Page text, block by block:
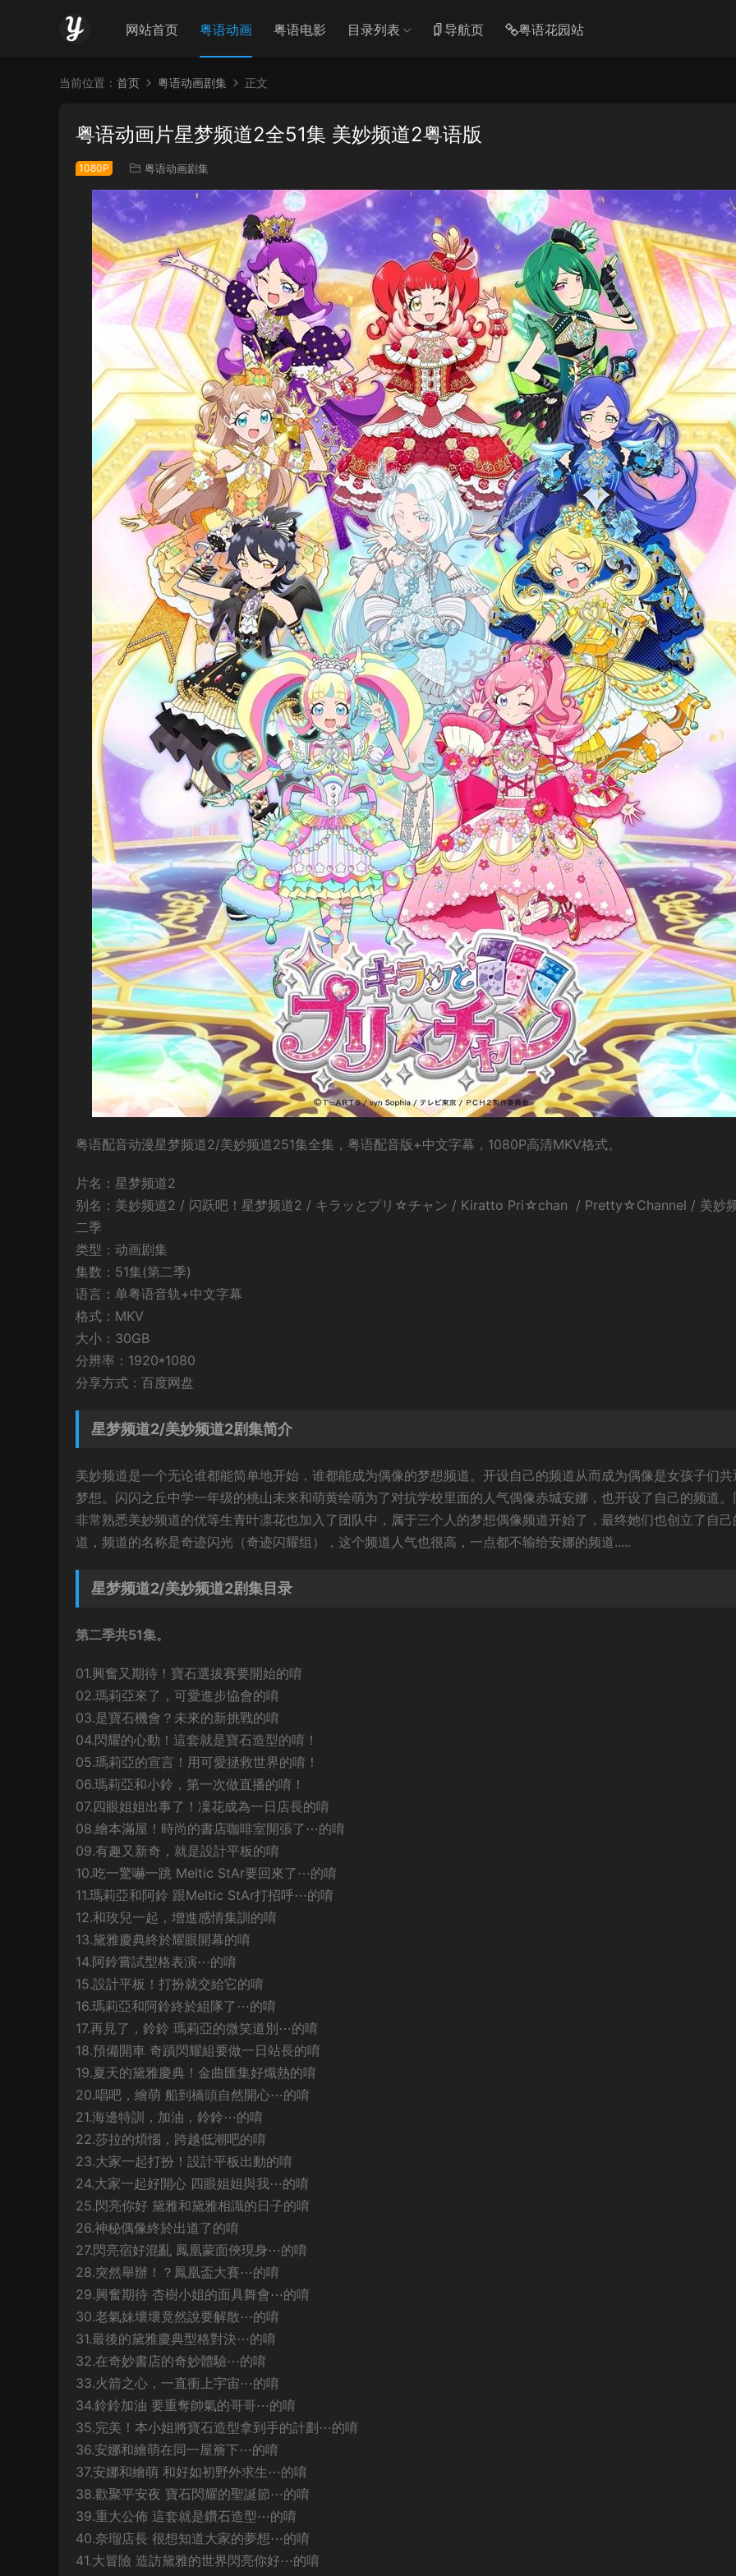
网站首页 粤语动画 粤语电影 目录列表 导航页 粤语花园站
当前位置： 首页 粤语动画剧集 正文
粤语动画片星梦频道2全51集 美妙频道2粤语版
1080P 粤语动画剧集
粤语配音动漫星梦频道2/美妙频道251集全集，粤语配音版+中文字幕，1080P高清MKV格式。
片名：星梦频道2
别名：美妙频道2 / 闪跃吧！星梦频道2 / キラッとプリ☆チャン / Kiratto Pri☆chan / Pretty☆Channel / 美妙
二季
类型：动画剧集
集数：51集(第二季)
语言：单粤语音轨+中文字幕
格式：MKV
大小：30GB
分辨率：1920*1080
分享方式：百度网盘
星梦频道2/美妙频道2剧集简介
美妙频道是一个无论谁都能简单地开始，谁都能成为偶像的梦想频道。开设自己的频道从而成为偶像是女孩子们共
梦想。闪闪之丘中学一年级的桃山未来和萌黄绘萌为了对抗学校里面的人气偶像赤城安娜，也开设了自己的频道。
非常熟悉美妙频道的优等生青叶凛花也加入了团队中，属于三个人的梦想偶像频道开始了，最终她们也创立了自己
道，频道的名称是奇迹闪光（奇迹闪耀组），这个频道人气也很高，一点都不输给安娜的频道.....
星梦频道2/美妙频道2剧集目录
第二季共51集。
01.興奮又期待！寶石選拔賽要開始的唷
02.瑪莉亞來了，可愛進步協會的唷
03.是寶石機會？未來的新挑戰的唷
04.閃耀的心動！這套就是寶石造型的唷！
05.瑪莉亞的宣言！用可愛拯救世界的唷！
06.瑪莉亞和小鈴，第一次做直播的唷！
07.四眼姐姐出事了！凜花成為一日店長的唷
08.繪本滿屋！時尚的書店咖啡室開張了⋯的唷
09.有趣又新奇，就是設計平板的唷
10.吃一驚嚇一跳 Meltic StAr要回來了⋯的唷
11.瑪莉亞和阿鈴 跟Meltic StAr打招呼⋯的唷
12.和玫兒一起，增進感情集訓的唷
13.黛雅慶典終於耀眼開幕的唷
14.阿鈴嘗試型格表演⋯的唷
15.設計平板！打扮就交給它的唷
16.瑪莉亞和阿鈴終於組隊了⋯的唷
17.再見了，鈴鈴 瑪莉亞的微笑道別⋯的唷
18.預備開車 奇蹟閃耀組要做一日站長的唷
19.夏天的黛雅慶典！金曲匯集好熾熱的唷
20.唱吧，繪萌 船到橋頭自然開心⋯的唷
21.海邊特訓，加油，鈴鈴⋯的唷
22.莎拉的煩惱，跨越低潮吧的唷
23.大家一起打扮！設計平板出動的唷
24.大家一起好開心 四眼姐姐與我⋯的唷
25.閃亮你好 黛雅和黛雅相識的日子的唷
26.神秘偶像終於出道了的唷
27.閃亮宿好混亂 鳳凰蒙面俠現身⋯的唷
28.突然舉辦！？鳳凰盃大賽⋯的唷
29.興奮期待 杏樹小姐的面具舞會⋯的唷
30.老氣妹壞壞竟然說要解散⋯的唷
31.最後的黛雅慶典型格對決⋯的唷
32.在奇妙書店的奇妙體驗⋯的唷
33.火箭之心，一直衝上宇宙⋯的唷
34.鈴鈴加油 要重奪帥氣的哥哥⋯的唷
35.完美！本小姐將寶石造型拿到手的計劃⋯的唷
36.安娜和繪萌在同一屋簷下⋯的唷
37.安娜和繪萌 和好如初野外求生⋯的唷
38.歡聚平安夜 寶石閃耀的聖誕節⋯的唷
39.重大公佈 這套就是鑽石造型⋯的唷
40.奈瑠店長 很想知道大家的夢想⋯的唷
41.大冒險 造訪黛雅的世界閃亮你好⋯的唷